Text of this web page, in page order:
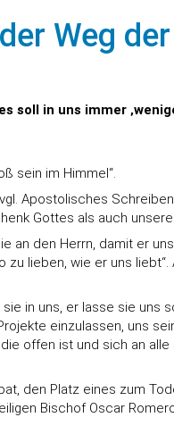
Weg
soll in uns immer
sein im Himmel“.
Apostolisches
Gottes als auch
an den Herrn, damit er
zu lieben, wie er uns
in uns, er lasse sie uns
einzulassen, uns
offen ist und sich an
den Platz eines zum
Bischof Oscar